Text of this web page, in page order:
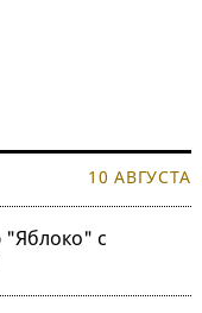
10 АВГУСТА
"Яблоко" с